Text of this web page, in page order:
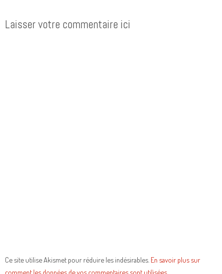
Laisser votre commentaire ici
Ce site utilise Akismet pour réduire les indésirables. En savoir plus sur
comment les données de vos commentaires sont utilisées